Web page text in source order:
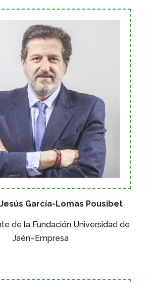
Jesús García-Lomas Pousibet
de la Fundación Universidad de
Jaén–Empresa